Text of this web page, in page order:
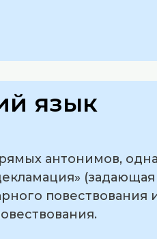
язык
антонимов,
повествования